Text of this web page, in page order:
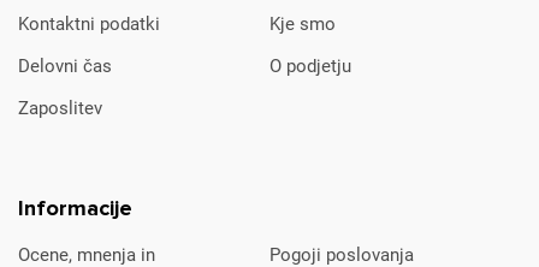
Kontaktni podatki
Kje smo
Delovni čas
O podjetju
Zaposlitev
Informacije
Ocene, mnenja in
Pogoji poslovanja